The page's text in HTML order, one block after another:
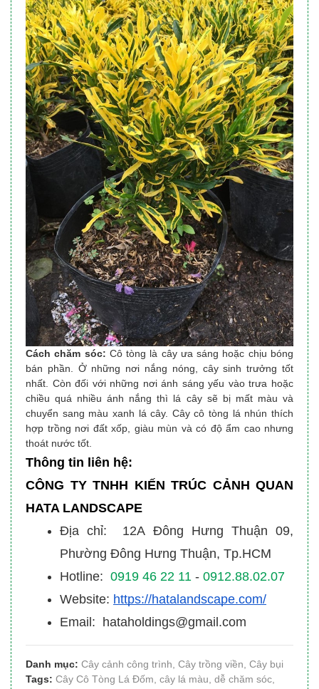
Cách chăm sóc: Cô tòng là cây ưa sáng hoặc chịu bóng
bán phần. Ở những nơi nắng nóng, cây sinh trưởng tốt
nhất. Còn đối với những nơi ánh sáng yếu vào trưa hoặc
chiều quá nhiều ánh nắng thì lá cây sẽ bị mất màu và
chuyển sang màu xanh lá cây. Cây cô tòng lá nhún thích
hợp trồng nơi đất xốp, giàu mùn và có độ ẩm cao nhưng
thoát nước tốt.
Thông tin liên hệ:
CÔNG TY TNHH KIẾN TRÚC CẢNH QUAN
HATA LANDSCAPE
Địa chỉ: 12A Đông Hưng Thuận 09,
Phường Đông Hưng Thuận, Tp.HCM
Hotline: 0919 46 22 11 - 0912.88.02.07
Website: https://hatalandscape.com/
Email: hataholdings@gmail.com
Danh mục: Cây cảnh công trình Cây trồng viền Cây bụi
Tags: Cây Cô Tòng Lá Đốm cây lá màu dễ chăm sóc